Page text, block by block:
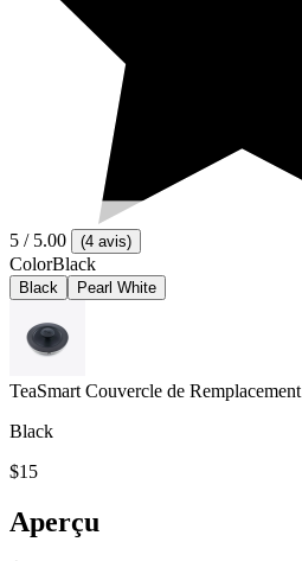
5 / 5.00 (4 avis)
ColorBlack
Black Pearl White
TeaSmart Couvercle de Remplacement
Black
$15
Aperçu